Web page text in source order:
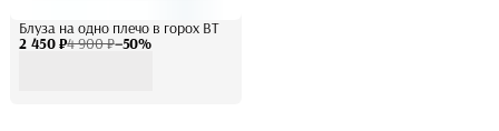
2 450 ₽4 900 ₽−50%
Блуза на одно плечо в горох BT